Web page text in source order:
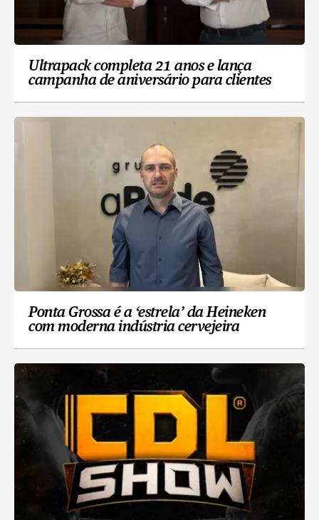
Ultrapack completa 21 anos e lança
campanha de aniversário para clientes
Ponta Grossa é a ‘estrela’ da Heineken
com moderna indústria cervejeira